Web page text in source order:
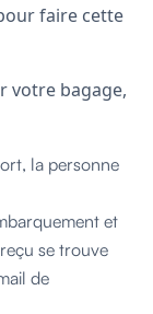
faire cette
votre bagage,
la personne
et
se trouve
de